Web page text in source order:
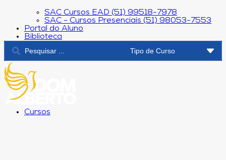
SAC Cursos EAD (51) 99518-7978
SAC - Cursos Presenciais (51) 98053-7553
Portal do Aluno
Biblioteca
Cursos